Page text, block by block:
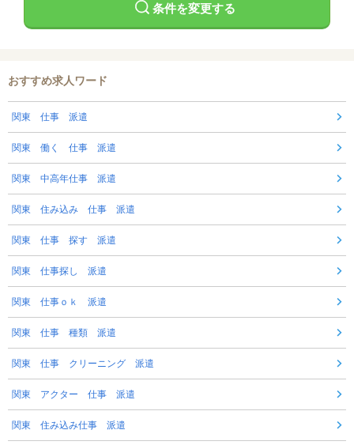
条件を変更する
おすすめ求人ワード
関東 仕事 派遣
関東 働く 仕事 派遣
関東 中高年仕事 派遣
関東 住み込み 仕事 派遣
関東 仕事 探す 派遣
関東 仕事探し 派遣
関東 仕事ｏｋ 派遣
関東 仕事 種類 派遣
関東 仕事 クリーニング 派遣
関東 アクター 仕事 派遣
関東 住み込み仕事 派遣